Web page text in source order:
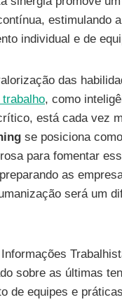
estimulando a
individual e de
das
, como
está cada vez
se posiciona
para fomentar
as
será um
sobre as últimas
de equipes e